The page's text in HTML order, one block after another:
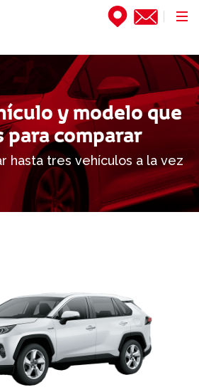
y modelo que
para comparar
hasta tres vehículos a la vez